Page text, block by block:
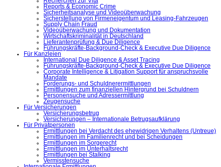
Reports & Economic Crime
Sicherheitsanalyse und Videoüberwachung
Sicherstellung von Firmeneigentum und Leasing-Fahrzeugen
Supply Chain Fraud
Videoüberwachung und Dokumentation
Wirtschaftskriminalität in Deutschland
Lieferantenprüfung & Due Diligence
Führungskräfte-Background-Check & Executive Due Diligence
Für Kanzleien
International Due Diligence & Asset Tracing
Führungskräfte-Background-Check & Executive Due Diligence
Corporate Intelligence & Litigation Support für anspruchsvolle
Mandate
Forderungs- und Schuldnerermittlungen
Ermittlungen zum finanziellen Hintergrund bei Schuldnern
Personensuche und Adressermittlung
Zeugensuche
Für Versicherungen
Versicherungsbetrug
Versicherungen – Internationale Betrugsaufklärung
Für Privatpersonen
Ermittlungen bei Verdacht des ehewidrigen Verhaltens (Untreue)
Ermittlungen im Familienrecht und bei Scheidungen
Ermittlungen im Sorgerecht
Ermittlungen im Unterhaltsrecht
Ermittlungen bei Stalking
Vermisstensuche